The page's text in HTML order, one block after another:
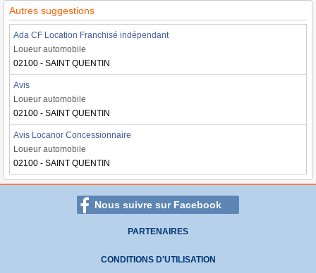
Autres suggestions
Ada CF Location Franchisé indépendant
Loueur automobile
02100 - SAINT QUENTIN
Avis
Loueur automobile
02100 - SAINT QUENTIN
Avis Locanor Concessionnaire
Loueur automobile
02100 - SAINT QUENTIN
Nous suivre sur Facebook
PARTENAIRES
CONDITIONS D'UTILISATION